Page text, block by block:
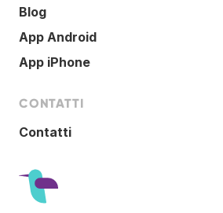
Blog
App Android
App iPhone
CONTATTI
Contatti